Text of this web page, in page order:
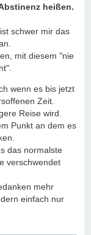
heißen.
schwer mir das
mit diesem "nie
wenn es bis jetzt
Zeit.
Reise wird.
Punkt an dem es
das normalste
verschwendet
mehr
einfach nur